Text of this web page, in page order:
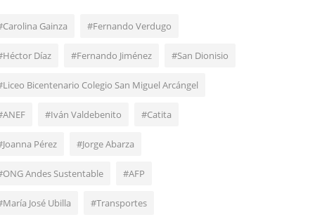
Gainza #Fernando Verdugo
Díaz #Fernando Jiménez #San Dionisio
Bicentenario Colegio San Miguel Arcángel
#Iván Valdebenito #Catita
Pérez #Jorge Abarza
Andes Sustentable #AFP
José Ubilla #Transportes